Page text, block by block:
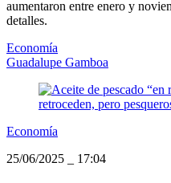
aumentaron entre enero y
detalles.
Economía
Guadalupe Gamboa
Economía
25/06/2025
17:04